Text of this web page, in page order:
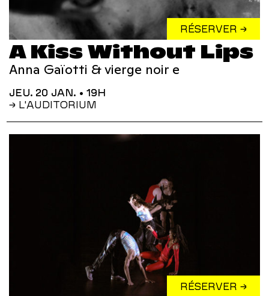
RÉSERVER →
A Kiss Without Lips
Anna Gaïotti & vierge noir e
JEU. 20 JAN. • 19H
→ L'AUDITORIUM
RÉSERVER →